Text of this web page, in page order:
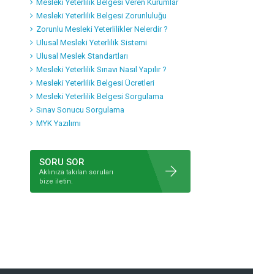
Mesleki Yeterlilik Belgesi Veren Kurumlar
Mesleki Yeterlilik Belgesi Zorunluluğu
Zorunlu Mesleki Yeterlilikler Nelerdir ?
Ulusal Mesleki Yeterlilik Sistemi
Ulusal Meslek Standartları
Mesleki Yeterlilik Sınavı Nasıl Yapılır ?
Mesleki Yeterlilik Belgesi Ücretleri
Mesleki Yeterlilik Belgesi Sorgulama
Sınav Sonucu Sorgulama
MYK Yazılımı
SORU SOR
Aklınıza takılan soruları
bize iletin.